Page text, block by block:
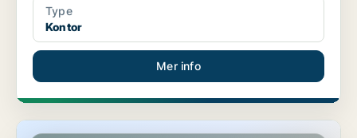
Type
Kontor
Mer info
Butikslokal i Göteborg